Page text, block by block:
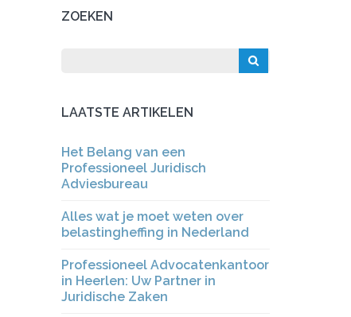
ZOEKEN
LAATSTE ARTIKELEN
Het Belang van een
Professioneel Juridisch
Adviesbureau
Alles wat je moet weten over
belastingheffing in Nederland
Professioneel Advocatenkantoor
in Heerlen: Uw Partner in
Juridische Zaken